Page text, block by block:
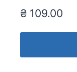
₴109.00